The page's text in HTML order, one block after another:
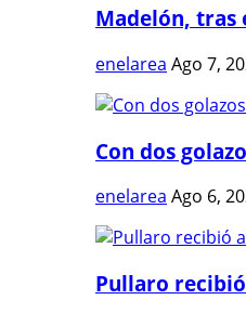
Madelón, tras
enelarea Ago 7,
Con dos
enelarea Ago 6,
Pullaro